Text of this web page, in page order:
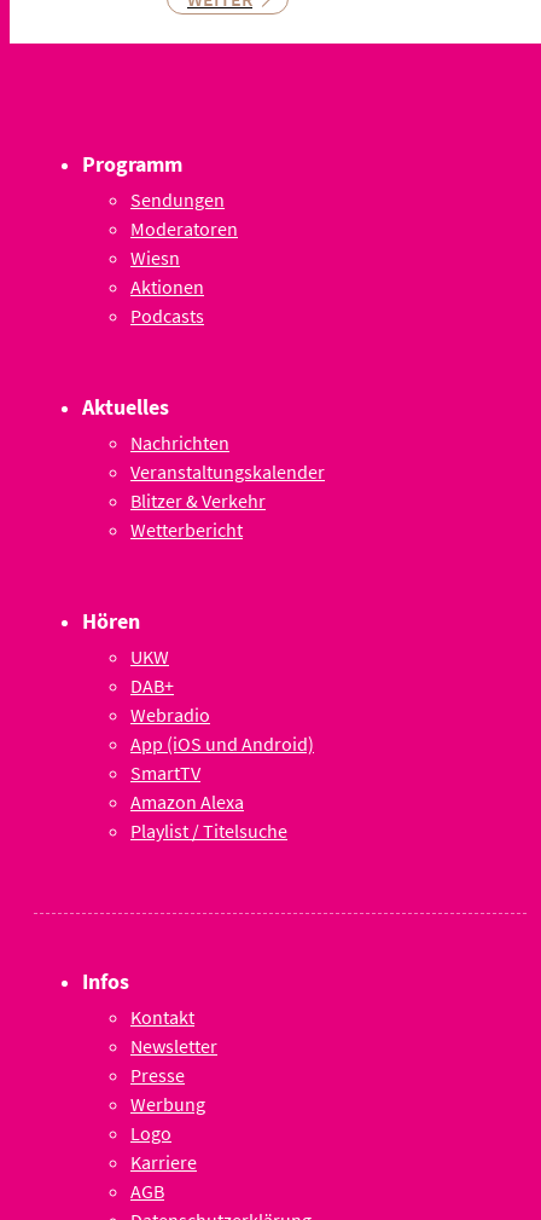
Programm
Sendungen
Moderatoren
Wiesn
Aktionen
Podcasts
Aktuelles
Nachrichten
Veranstaltungskalender
Blitzer & Verkehr
Wetterbericht
Hören
UKW
DAB+
Webradio
App (iOS und Android)
SmartTV
Amazon Alexa
Playlist / Titelsuche
Infos
Kontakt
Newsletter
Presse
Werbung
Logo
Karriere
AGB